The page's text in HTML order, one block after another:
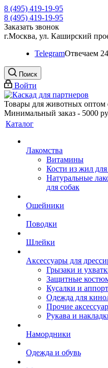
8 (495) 419-19-95
8 (495) 419-19-95
Заказать звонок
г.Москва, ул. Каширский
TelegramOтвечаем
Поиск
Войти
Товары для животных оптом
Минимальный заказ - 5000
Каталог
Лакомства
Витамины
Кости из жил для
Натуральные
для собак
Ошейники
Поводки
Шлейки
Аксессуары для
Грызаки и
Защитные
Кусалки и
Одежда для
Прочие
Рукава и
Намордники
Одежда и обувь